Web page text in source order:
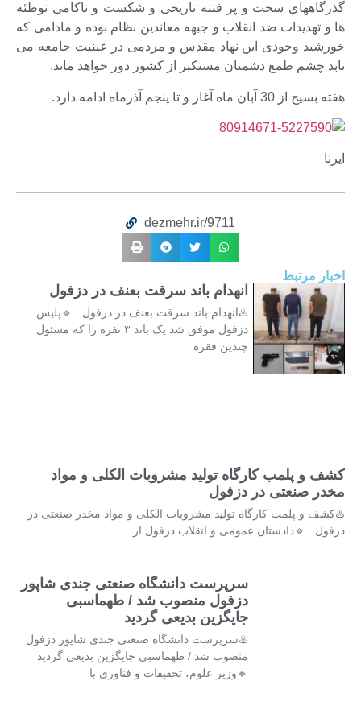
گذرگاههای سخت و پر فتنه تاریخی و شکست و ناکامی توطئه
ها و تهدیدات ضد انقلاب و جبهه معاندین نظام بوده و مادامی که
خورشید وجودی این نهاد مقدس و مردمی در عینیت جامعه می
تابد چشم طمع دشمنان مستکبر از کشور دور خواهد ماند.
هفته بسیج از 30 آبان ماه آغاز و تا پنجم آذرماه ادامه دارد.
ایرنا
dezmehr.ir/9711
اخبار مرتبط
انهدام باند سرقت بعنف در دزفول
♨️انهدام باند سرقت بعنف در دزفول 🔹پلیس
دزفول موفق شد یک باند ۳ نفره را که مسئول
چندین فقره
کشف و پلمب کارگاه تولید مشروبات الکلی و مواد
مخدر صنعتی در دزفول
♨️کشف و پلمب کارگاه تولید مشروبات الکلی و مواد مخدر صنعتی در
دزفول 🔹دادستان عمومی و انقلاب دزفول از
سرپرست دانشگاه صنعتی جندی شاپور
دزفول منصوب شد / طهماسبی
جایگزین بدیعی گردید
♨️سرپرست دانشگاه صنعتی جندی شاپور دزفول
منصوب شد / طهماسبی جایگزین بدیعی گردید
🔸وزیر علوم، تحقیقات و فناوری با